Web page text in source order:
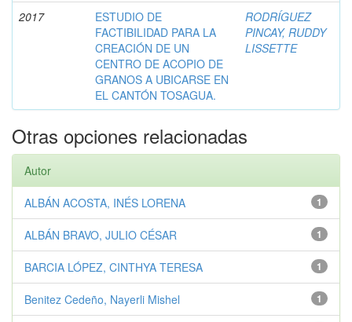
2017
ESTUDIO DE
FACTIBILIDAD PARA LA
CREACIÓN DE UN
CENTRO DE ACOPIO DE
GRANOS A UBICARSE EN
EL CANTÓN TOSAGUA.
RODRÍGUEZ
PINCAY, RUDDY
LISSETTE
Otras opciones relacionadas
Autor
1
ALBÁN ACOSTA, INÉS LORENA
1
ALBÁN BRAVO, JULIO CÉSAR
1
BARCIA LÓPEZ, CINTHYA TERESA
1
Benitez Cedeño, Nayerli Mishel